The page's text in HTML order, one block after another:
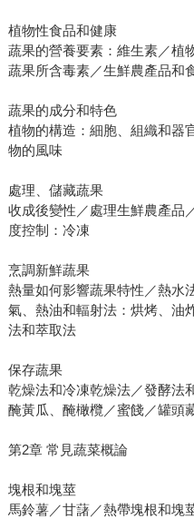
植物性食品和健康
蔬果的營養要素：維生素／植
蔬果所含毒素／生鮮農產品和
蔬果的成分和特色
植物的構造：細胞、組織和器
物的風味
處理、儲藏蔬果
收成後變性／處理生鮮農產品
度控制：冷凍
烹調新鮮蔬果
熱量如何影響蔬果特性／熱水
氣、熱油和輻射法：烘烤、油
法和萃取法
保存蔬果
乾燥法和冷凍乾燥法／發酵法
醃黃瓜、醃橄欖／蜜餞／罐頭
第2章 常見蔬菜概論
塊根和塊莖
馬鈴薯／甘藷／熱帶塊根和塊